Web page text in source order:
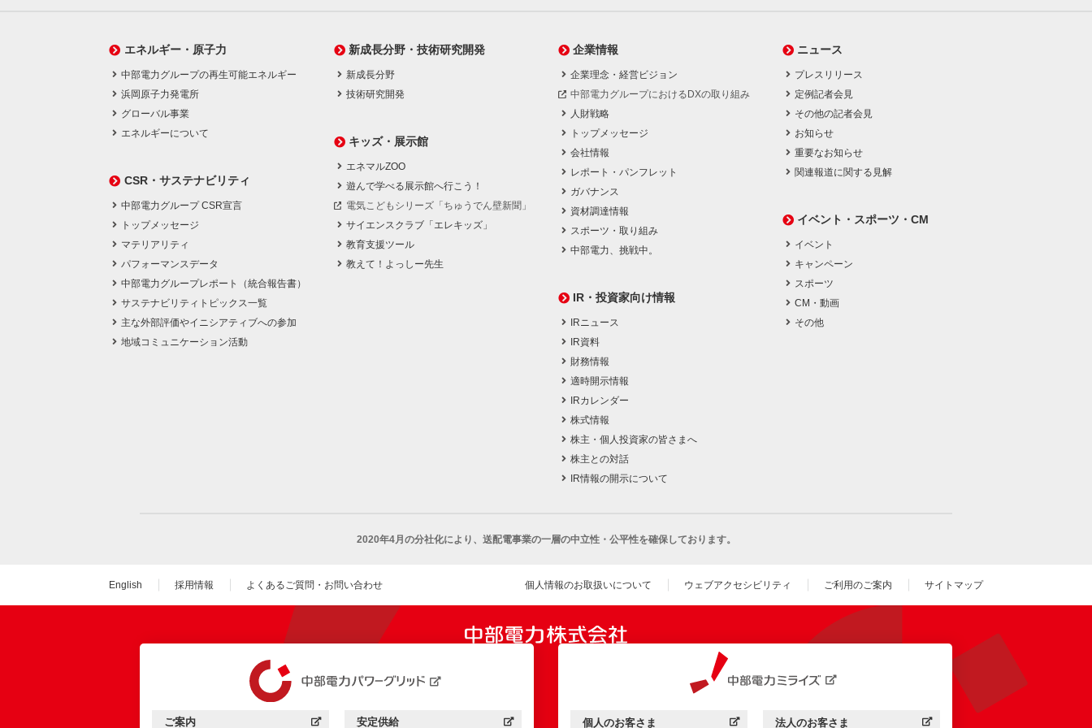
エネルギー・原子力
中部電力グループの再生可能エネルギー
浜岡原子力発電所
グローバル事業
エネルギーについて
CSR・サステナビリティ
中部電力グループ CSR宣言
トップメッセージ
マテリアリティ
パフォーマンスデータ
中部電力グループレポート（統合報告書）
サステナビリティトピックス一覧
主な外部評価やイニシアティブへの参加
地域コミュニケーション活動
新成長分野・技術研究開発
新成長分野
技術研究開発
キッズ・展示館
エネマルZOO
遊んで学べる展示館へ行こう！
電気こどもシリーズ「ちゅうでん壁新聞」
サイエンスクラブ「エレキッズ」
教育支援ツール
教えて！よっしー先生
企業情報
企業理念・経営ビジョン
中部電力グループにおけるDXの取り組み
人財戦略
トップメッセージ
会社情報
レポート・パンフレット
ガバナンス
資材調達情報
スポーツ・取り組み
中部電力、挑戦中。
IR・投資家向け情報
IRニュース
IR資料
財務情報
適時開示情報
IRカレンダー
株式情報
株主・個人投資家の皆さまへ
株主との対話
IR情報の開示について
ニュース
プレスリリース
定例記者会見
その他の記者会見
お知らせ
重要なお知らせ
関連報道に関する見解
イベント・スポーツ・CM
イベント
キャンペーン
スポーツ
CM・動画
その他
2020年4月の分社化により、 送配電事業の一層の中立性・公平性を確保しております。
English 採用情報 よくあるご質問・お問い合わせ 個人情報のお取扱いについて ウェブアクセシビリティ ご利用のご案内 サイトマップ
ご案内 安定供給 個人のお客さま 法人のお客さま